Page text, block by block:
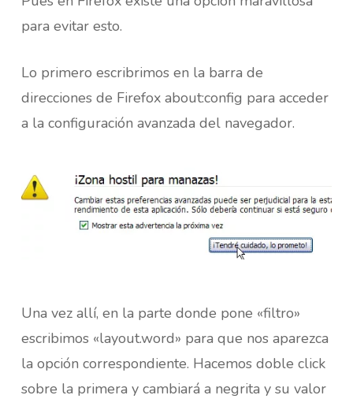
para evitar esto.
Lo primero escribrimos en la barra de
direcciones de Firefox about:config para acceder
a la configuración avanzada del navegador.
Una vez allí, en la parte donde pone «filtro»
escribimos «layout.word» para que nos aparezca
la opción correspondiente. Hacemos doble click
sobre la primera y cambiará a negrita y su valor